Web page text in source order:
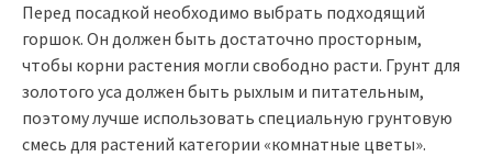
Перед посадкой необходимо выбрать подходящий
горшок. Он должен быть достаточно просторным,
чтобы корни растения могли свободно расти. Грунт для
золотого уса должен быть рыхлым и питательным,
поэтому лучше использовать специальную грунтовую
смесь для растений категории «комнатные цветы».